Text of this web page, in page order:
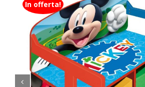
In offerta!
